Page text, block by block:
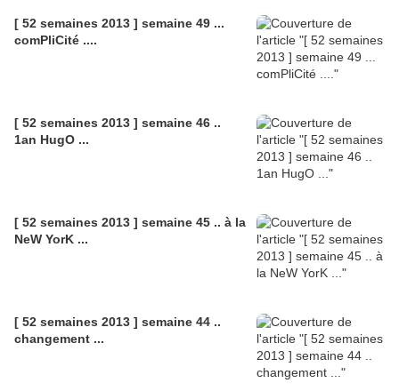
[ 52 semaines 2013 ] semaine 49 ...
comPliCité ....
[ 52 semaines 2013 ] semaine 46 ..
1an HugO ...
[ 52 semaines 2013 ] semaine 45 .. à la
NeW YorK ...
[ 52 semaines 2013 ] semaine 44 ..
changement ...